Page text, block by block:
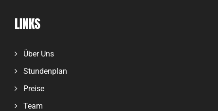
LINKS
Über Uns
Stundenplan
Preise
Team